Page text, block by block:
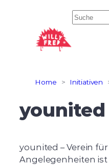
springen
Suchen
Home > Initiativen
younited
younited – Verein
Angelegenheiten ist